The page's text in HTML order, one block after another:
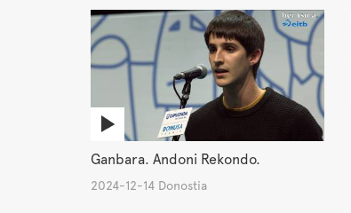
Ganbara. Andoni Rekondo.
2024-12-14 Donostia